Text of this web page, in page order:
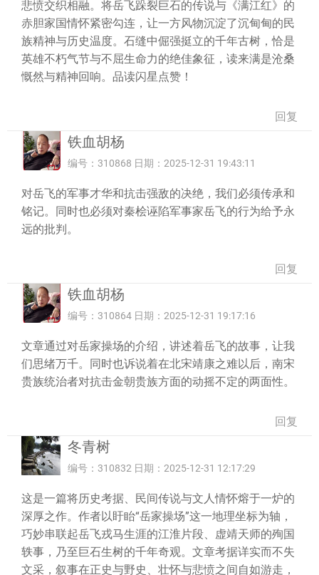
悲愤交织相融。将岳飞跺裂巨石的传说与《满江红》的
赤胆家国情怀紧密勾连，让一方风物沉淀了沉甸甸的民
族精神与历史温度。石缝中倔强挺立的千年古树，恰是
英雄不朽气节与不屈生命力的绝佳象征，读来满是沧桑
慨然与精神回响。品读闪星点赞！
回复
铁血胡杨
编号：310868 日期：2025-12-31 19:43:11
对岳飞的军事才华和抗击强敌的决绝，我们必须传承和
铭记。同时也必须对秦桧诬陷军事家岳飞的行为给予永
远的批判。
回复
铁血胡杨
编号：310864 日期：2025-12-31 19:17:16
文章通过对岳家操场的介绍，讲述着岳飞的故事，让我
们思绪万千。同时也诉说着在北宋靖康之难以后，南宋
贵族统治者对抗击金朝贵族方面的动摇不定的两面性。
回复
冬青树
编号：310832 日期：2025-12-31 12:17:29
这是一篇将历史考据、民间传说与文人情怀熔于一炉的
深厚之作。作者以盱眙“岳家操场”这一地理坐标为轴，
巧妙串联起岳飞戎马生涯的江淮片段、虚靖天师的殉国
轶事，乃至巨石生树的千年奇观。文章考据详实而不失
文采，叙事在正史与野史、壮怀与悲愤之间自如游走，